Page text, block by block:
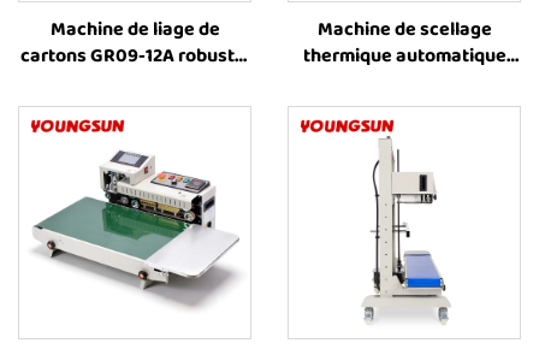
Machine de liage de
cartons GR09-12A robuste,
électrique, pour sangles
PET, machine de liage
entièrement automatique,
à vendre
Machine de scellage
thermique automatique
film plastique, imprimante
à jet d'encre FR-1600